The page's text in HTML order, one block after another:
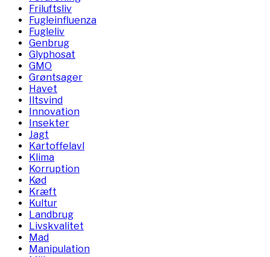
Friluftsliv
Fugleinfluenza
Fugleliv
Genbrug
Glyphosat
GMO
Grøntsager
Havet
Iltsvind
Innovation
Insekter
Jagt
Kartoffelavl
Klima
Korruption
Kød
Kræft
Kultur
Landbrug
Livskvalitet
Mad
Manipulation